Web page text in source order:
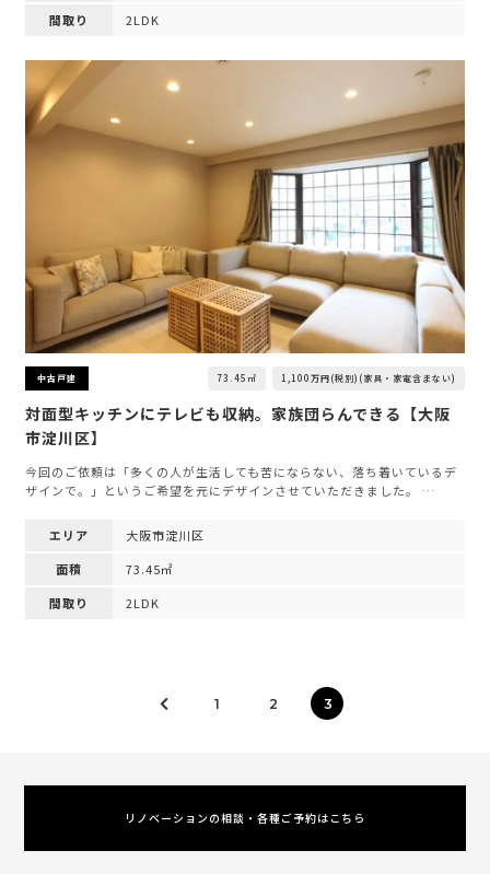
間取り
2LDK
中古戸建 73.45㎡ 1,100万円(税別)(家具・家電含まない)
対面型キッチンにテレビも収納。家族団らんできる【大阪
市淀川区】
今回のご依頼は「多くの人が生活しても苦にならない、落ち着いているデ
ザインで。」というご希望を元にデザインさせていただきました。 …
エリア
大阪市淀川区
面積
73.45㎡
間取り
2LDK
1 2 3
リノベーションの相談・各種ご予約はこちら